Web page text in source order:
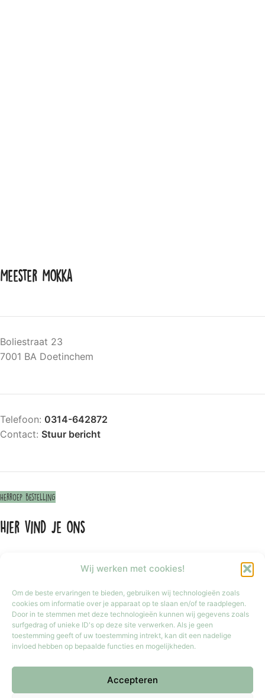
Wij werken met cookies!
Om de beste ervaringen te bieden, gebruiken wij technologieën zoals
cookies om informatie over je apparaat op te slaan en/of te raadplegen.
Door in te stemmen met deze technologieën kunnen wij gegevens zoals
surfgedrag of unieke ID's op deze site verwerken. Als je geen
toestemming geeft of uw toestemming intrekt, kan dit een nadelige
invloed hebben op bepaalde functies en mogelijkheden.
Accepteren
Meester Mokka
Boliestraat 23
7001 BA Doetinchem
Telefoon: 0314-642872
Contact: Stuur bericht
Herroep bestelling
Hier vind je ons
Klik om marketing cookies te accepteren